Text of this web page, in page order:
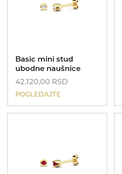
Basic mini stud
ubodne naušnice
42.120,00 RSD
POGLEDAJTE